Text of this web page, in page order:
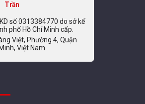
Trần
số 0313384770 do sở kế
phố Hồ Chí Minh cấp.
Việt, Phường 4, Quận
Việt Nam.